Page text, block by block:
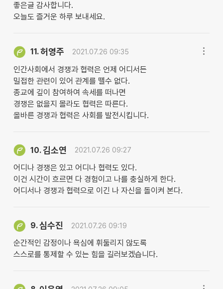
좋은글 감사합니다.
오늘도 즐거운 하루 보내세요.
11.허영주 2021.07.26 09:35
인간사회에서 경쟁과 협력은 언제 어디서든
밀접한 관련이 있어 관계를 뗄수 없다.
종교에 깊이 참여하여 속세를 떠나면
경쟁은 없을지 몰라도 협력은 따른다.
올바른 경쟁과 협력은 사회를 발전시킵니다.
10.김소연 2021.07.26 09:27
어디나 경쟁은 있고 어디나 협력도 있다.
이건 시간이 흐르면 다 경험이고 나를 충실하게 한다.
어디서나 경쟁과 협력으로 이긴 나 자신을 돌이켜 본다.
9.심수진 2021.07.26 09:19
순간적인 감정이나 욕심에 휘둘리지 않도록
스스로를 통제할 수 있는 힘을 길러보겠습니다.